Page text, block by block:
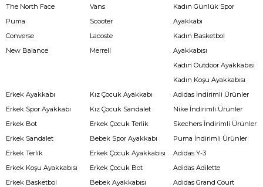
The North Face
Puma
Converse
New Balance
Vans
Scooter
Lacoste
Merrell
Kadın Günlük Spor
Ayakkabı
Kadın Basketbol
Ayakkabısı
Kadın Outdoor Ayakkabısı
Kadın Koşu Ayakkabısı
Erkek Ayakkabı
Erkek Spor Ayakkabı
Erkek Bot
Erkek Sandalet
Erkek Terlik
Erkek Koşu Ayakkabısı
Erkek Basketbol
Kız Çocuk Ayakkabı
Kız Çocuk Sandalet
Erkek Çocuk Terlik
Bebek Spor Ayakkabı
Erkek Çocuk Ayakkabısı
Erkek Çocuk Bot
Bebek Ayakkabısı
Adidas İndirimli Ürünler
Nike İndirimli Ürünler
Skechers İndirimli Ürünler
Puma İndirimli Ürünler
Adidas Y-3
Adidas Adilette
Adidas Grand Court